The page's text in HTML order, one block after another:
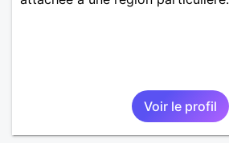
Voir le profil